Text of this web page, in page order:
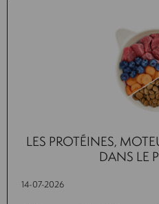
LES PROTÉINES,
DANS LE
14-07-2026